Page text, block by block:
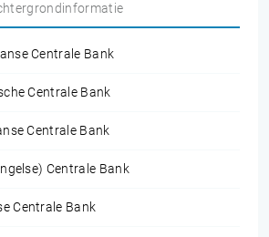
Centrale Bank
Centrale Bank
Centrale Bank
Centrale Bank
Centrale Bank